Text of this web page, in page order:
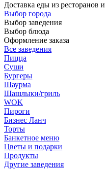
Доставка еды из ресторанов
Выбор города
Выбор заведения
Выбор блюда
Оформление заказа
Все заведения
Пицца
Суши
Бургеры
Шаурма
Шашлыки/гриль
WOK
Пироги
Бизнес Ланч
Торты
Банкетное меню
Цветы и подарки
Продукты
Другие заведения